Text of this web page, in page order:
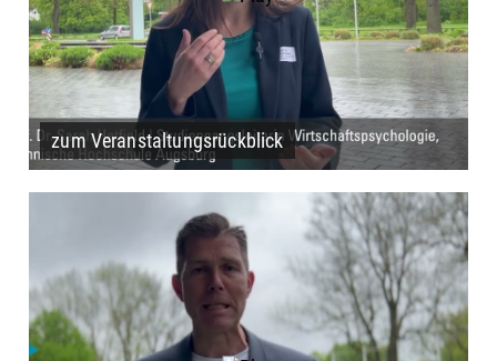
zum Veranstaltungsrückblick